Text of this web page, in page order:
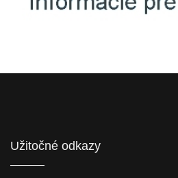
Užitočné odkazy